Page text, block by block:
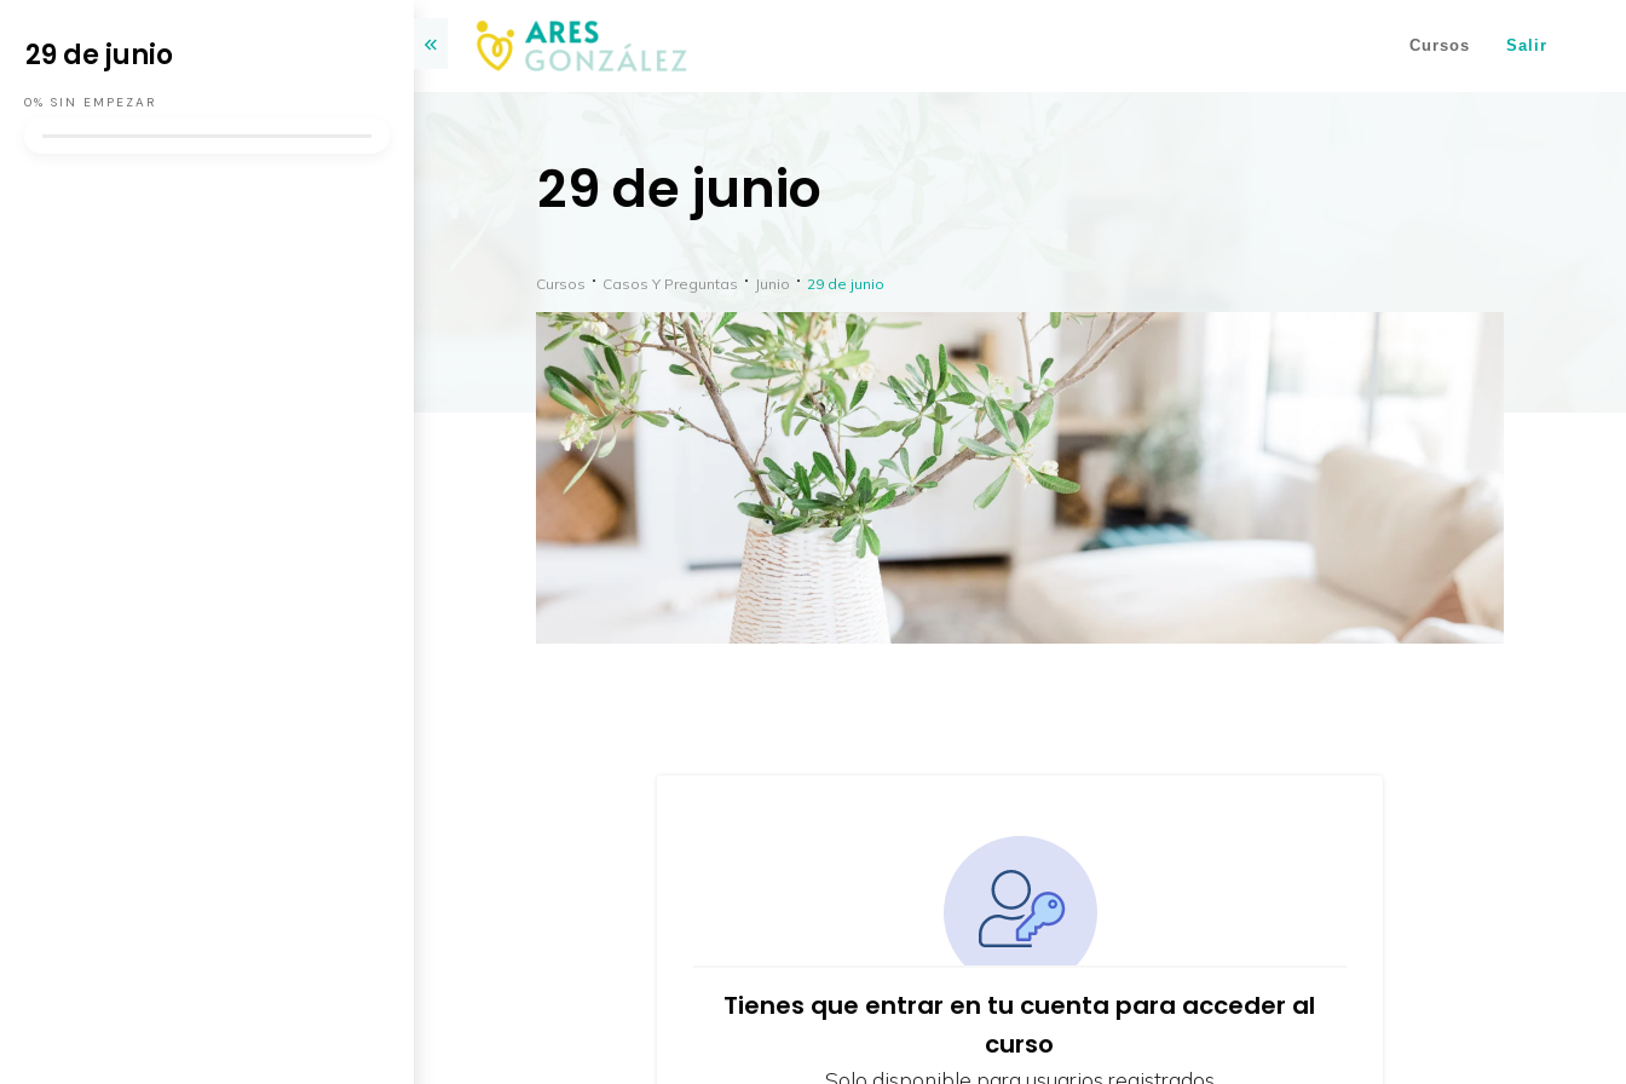
Cursos Salir
29 de junio
Cursos Casos Y Preguntas Junio 29 de junio
Tienes que entrar en tu cuenta para acceder al
curso
29 de junio
0% SIN EMPEZAR